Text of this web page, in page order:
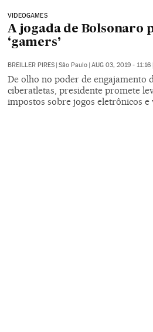
VIDEOGAMES
A jogada de Bolsonaro
‘gamers’
BREILLER PIRES | São Paulo | AUG 03, 2019 - 11:16
De olho no poder de engajamento
ciberatletas, presidente promete
impostos sobre jogos eletrônicos e